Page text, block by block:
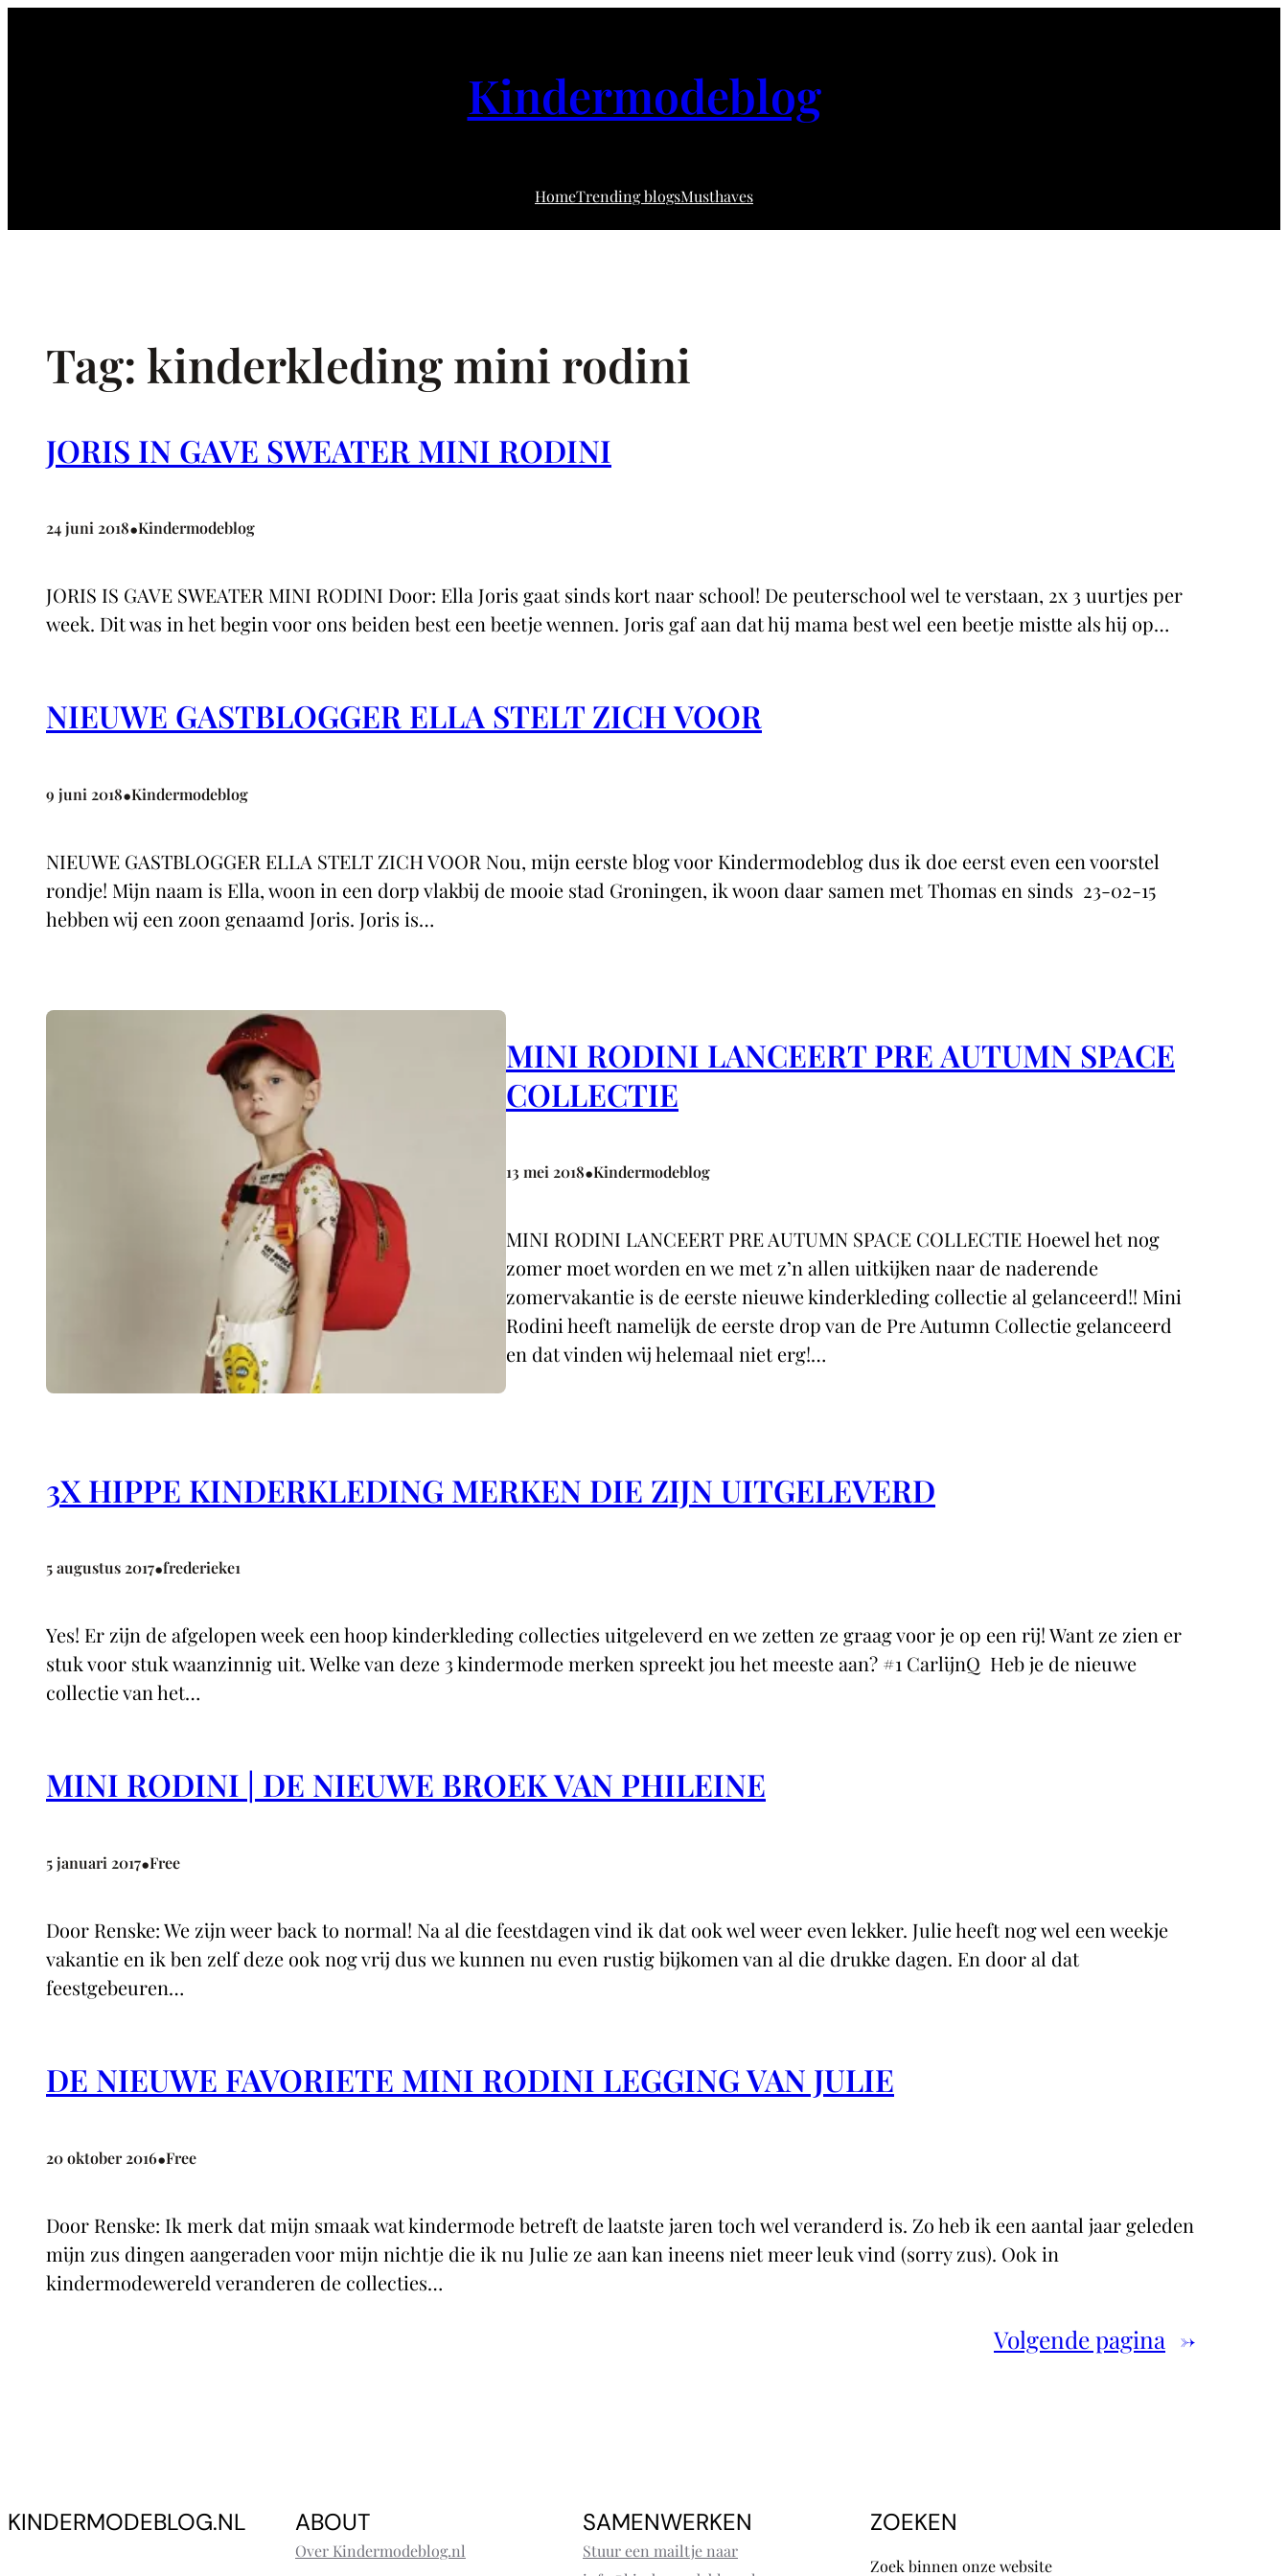
Kindermodeblog
HomeTrending blogsMusthaves
Tag: kinderkleding mini rodini
JORIS IN GAVE SWEATER MINI RODINI
24 juni 2018•Kindermodeblog
JORIS IS GAVE SWEATER MINI RODINI Door: Ella Joris gaat sinds kort naar school! De peuterschool wel te verstaan, 2x 3 uurtjes per
week. Dit was in het begin voor ons beiden best een beetje wennen. Joris gaf aan dat hij mama best wel een beetje mistte als hij op…
NIEUWE GASTBLOGGER ELLA STELT ZICH VOOR
9 juni 2018•Kindermodeblog
NIEUWE GASTBLOGGER ELLA STELT ZICH VOOR Nou, mijn eerste blog voor Kindermodeblog dus ik doe eerst even een voorstel
rondje! Mijn naam is Ella, woon in een dorp vlakbij de mooie stad Groningen, ik woon daar samen met Thomas en sinds 23-02-15
hebben wij een zoon genaamd Joris. Joris is…
MINI RODINI LANCEERT PRE AUTUMN SPACE
COLLECTIE
13 mei 2018•Kindermodeblog
MINI RODINI LANCEERT PRE AUTUMN SPACE COLLECTIE Hoewel het nog
zomer moet worden en we met z’n allen uitkijken naar de naderende
zomervakantie is de eerste nieuwe kinderkleding collectie al gelanceerd!! Mini
Rodini heeft namelijk de eerste drop van de Pre Autumn Collectie gelanceerd
en dat vinden wij helemaal niet erg!…
3X HIPPE KINDERKLEDING MERKEN DIE ZIJN UITGELEVERD
5 augustus 2017•frederieke1
Yes! Er zijn de afgelopen week een hoop kinderkleding collecties uitgeleverd en we zetten ze graag voor je op een rij! Want ze zien er
stuk voor stuk waanzinnig uit. Welke van deze 3 kindermode merken spreekt jou het meeste aan? #1 CarlijnQ Heb je de nieuwe
collectie van het…
MINI RODINI | DE NIEUWE BROEK VAN PHILEINE
5 januari 2017•Free
Door Renske: We zijn weer back to normal! Na al die feestdagen vind ik dat ook wel weer even lekker. Julie heeft nog wel een weekje
vakantie en ik ben zelf deze ook nog vrij dus we kunnen nu even rustig bijkomen van al die drukke dagen. En door al dat
feestgebeuren…
DE NIEUWE FAVORIETE MINI RODINI LEGGING VAN JULIE
20 oktober 2016•Free
Door Renske: Ik merk dat mijn smaak wat kindermode betreft de laatste jaren toch wel veranderd is. Zo heb ik een aantal jaar geleden
mijn zus dingen aangeraden voor mijn nichtje die ik nu Julie ze aan kan ineens niet meer leuk vind (sorry zus). Ook in
kindermodewereld veranderen de collecties…
Volgende pagina →
KINDERMODEBLOG.NL ABOUT
Over Kindermodeblog.nl
SAMENWERKEN
Stuur een mailtje naar
ZOEKEN
Zoek binnen onze website